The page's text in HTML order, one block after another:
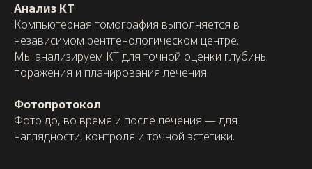
Анализ КТ
Компьютерная томография выполняется в
независимом рентгенологическом центре.
Мы анализируем КТ для точной оценки глубины
поражения и планирования лечения.
Фотопротокол
Фото до, во время и после лечения — для
наглядности, контроля и точной эстетики.